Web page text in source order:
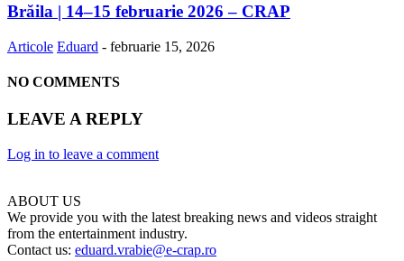
Brăila | 14–15 februarie 2026 – CRAP
Articole Eduard - februarie 15, 2026
NO COMMENTS
LEAVE A REPLY
Log in to leave a comment
ABOUT US
We provide you with the latest breaking news and videos straight
from the entertainment industry.
Contact us: eduard.vrabie@e-crap.ro